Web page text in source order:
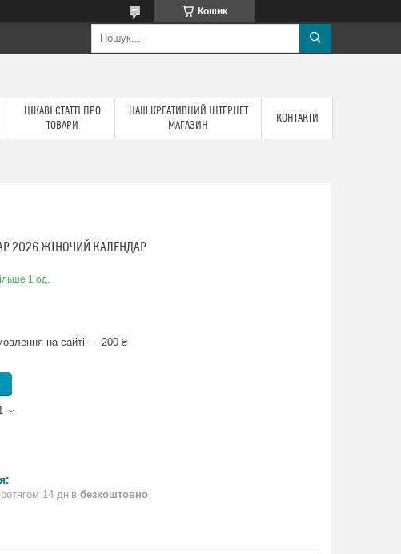
Кошик
ЦІКАВІ СТАТТІ ПРО
ТОВАРИ
НАШ КРЕАТИВНИЙ ІНТЕРНЕТ
МАГАЗИН
КОНТАКТИ
2026 ЖІНОЧИЙ КАЛЕНДАР
1 од.
на сайті — 200 ₴
14 днів безкоштовно